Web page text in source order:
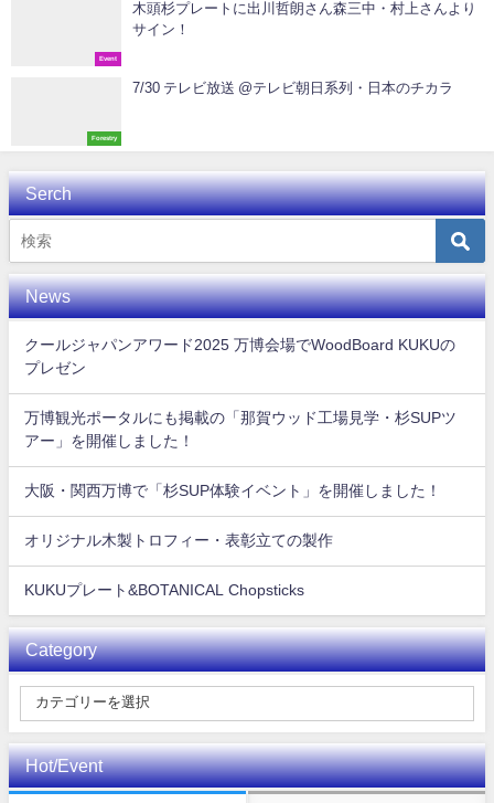
Event
木頭杉プレートに出川哲朗さん森三中・村上さんより
サイン！
Forestry
7/30 テレビ放送 @テレビ朝日系列・日本のチカラ
Serch
News
クールジャパンアワード2025 万博会場でWoodBoard KUKUの
プレゼン
万博観光ポータルにも掲載の「那賀ウッド工場見学・杉SUPツ
アー」を開催しました！
大阪・関西万博で「杉SUP体験イベント」を開催しました！
オリジナル木製トロフィー・表彰立ての製作
KUKUプレート&BOTANICAL Chopsticks
Category
Hot/Event